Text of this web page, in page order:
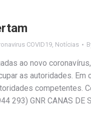
COVID19, Notícias
ao novo
as autoridades. Em
competentes.
293) GNR CANAS DE